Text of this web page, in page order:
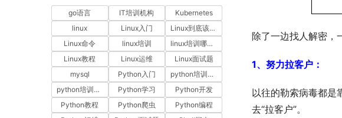
除了一边找人解密，
1、努力拉客户：
以往的勒索病毒都是
去“拉客户”。
go语言 IT培训机构
Kubernetes
linux
Linux入门
Linux到底该怎样学？
Linux命令
linux培训
linux培训哪家好
Linux教程
Linux运维
Linux面试题
mysql
Python入门
python培训哪家好
python培训排名
Python学习
Python开发
Python教程
Python爬虫
Python编程